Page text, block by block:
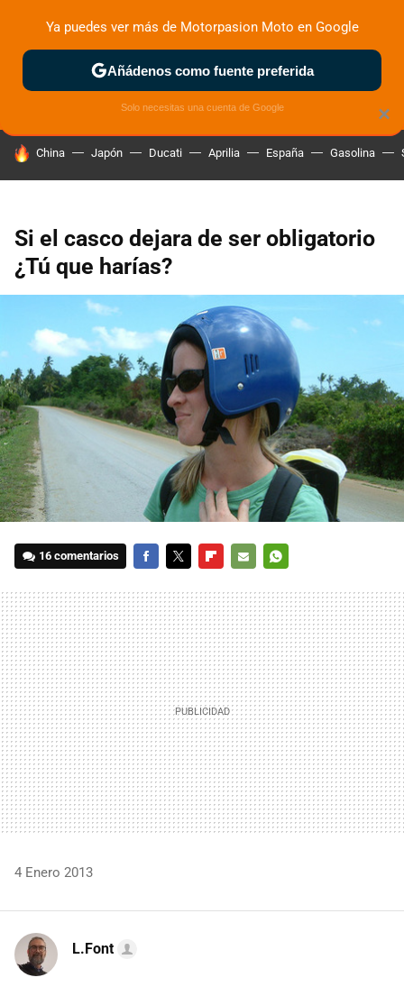
ZONA DE PRUEBAS DEPORTIVAS MOTOS ELÉCTRICAS
HOY SE HABLA DE
China Japón Ducati Aprilia España Gasolina
Si el casco dejara de ser obligatorio
¿Tú que harías?
16 comentarios
MAIL
4 Enero 2013
L.Font
×
Ya puedes ver más de Motorpasion Moto en Google
Añádenos como fuente preferida
Solo necesitas una cuenta de Google